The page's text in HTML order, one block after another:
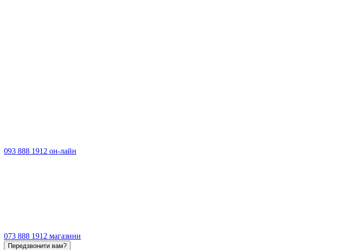
093 888 1912 он-лайн
073 888 1912 магазини
Передзвонити вам?